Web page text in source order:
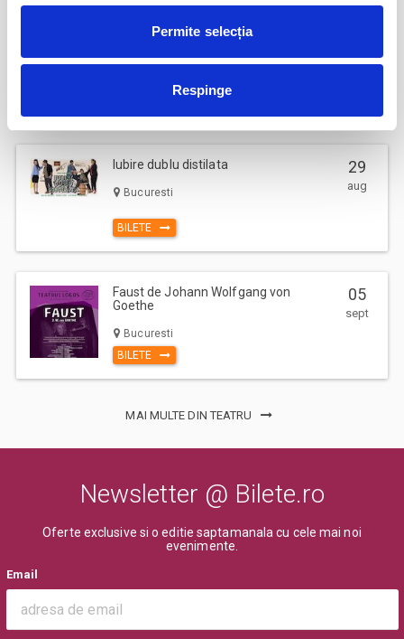
Permite selecția
Respinge
Fanteziile sotului meu
Bucuresti
aug
Iubire dublu distilata
Bucuresti
BILETE
29
aug
Faust de Johann Wolfgang von
Goethe
Bucuresti
BILETE
05
sept
MAI MULTE DIN TEATRU
Newsletter @ Bilete.ro
Oferte exclusive si o editie saptamanala cu cele mai noi
evenimente.
Email